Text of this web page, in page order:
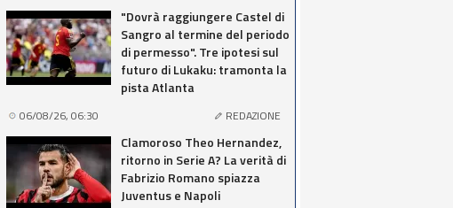
"Dovrà raggiungere Castel di
Sangro al termine del periodo
di permesso". Tre ipotesi sul
futuro di Lukaku: tramonta la
pista Atlanta
06/08/26, 06:30 REDAZIONE
Clamoroso Theo Hernandez,
ritorno in Serie A? La verità di
Fabrizio Romano spiazza
Juventus e Napoli